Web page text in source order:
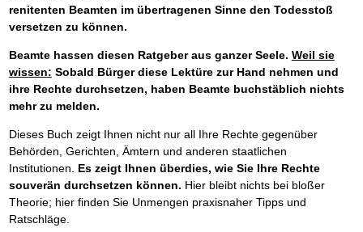
renitenten Beamten im übertragenen Sinne den Todesstoß
versetzen zu können.
Beamte hassen diesen Ratgeber aus ganzer Seele. Weil sie
wissen: Sobald Bürger diese Lektüre zur Hand nehmen und
ihre Rechte durchsetzen, haben Beamte buchstäblich nichts
mehr zu melden.
Dieses Buch zeigt Ihnen nicht nur all Ihre Rechte gegenüber
Behörden, Gerichten, Ämtern und anderen staatlichen
Institutionen. Es zeigt Ihnen überdies, wie Sie Ihre Rechte
souverän durchsetzen können. Hier bleibt nichts bei bloßer
Theorie; hier finden Sie Unmengen praxisnaher Tipps und
Ratschläge.